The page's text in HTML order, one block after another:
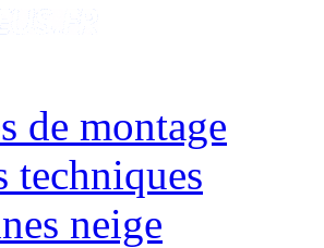
de montage
techniques
neige